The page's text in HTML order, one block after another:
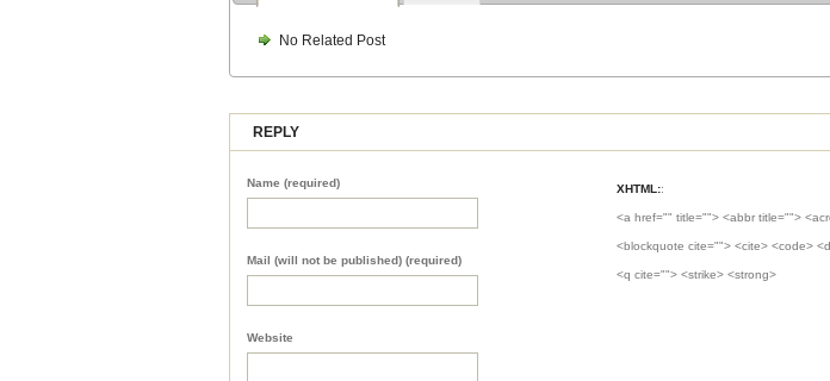
No Related Post
REPLY
XHTML::
<a href="" title=""> <abbr title="">
<blockquote cite=""> <cite> <code>
<q cite=""> <strike> <strong>
Name (required)
Mail (will not be published) (required)
Website